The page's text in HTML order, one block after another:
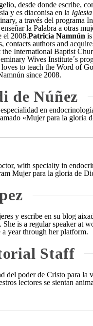
desde donde escribe,
y es diaconisa en la
a través del programa
la Palabra a otras
el 2008.Patricia Namnún
authors and
International Baptist
Wives Institute´s
to teach the Word of
since 2008.
de Núñez
en
«Mujer para la gloria
with specialty in
Mujer para la gloria de
y escribe en su blog
is a regular speaker at
year through her platform.
Staff
poder de Cristo para la
lectores se sientan